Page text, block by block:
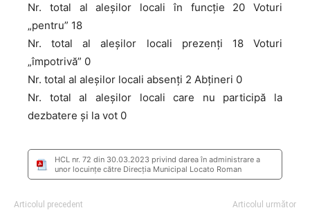
Nr. total al aleșilor locali în funcție 20 Voturi
„pentru” 18
Nr. total al aleșilor locali prezenți 18 Voturi
„împotrivă” 0
Nr. total al aleșilor locali absenți 2 Abțineri 0
Nr. total al aleșilor locali care nu participă la
dezbatere și la vot 0
HCL nr. 72 din 30.03.2023 privind darea în administrare a
unor locuințe către Direcția Municipal Locato Roman
Articolul precedent Articolul următor